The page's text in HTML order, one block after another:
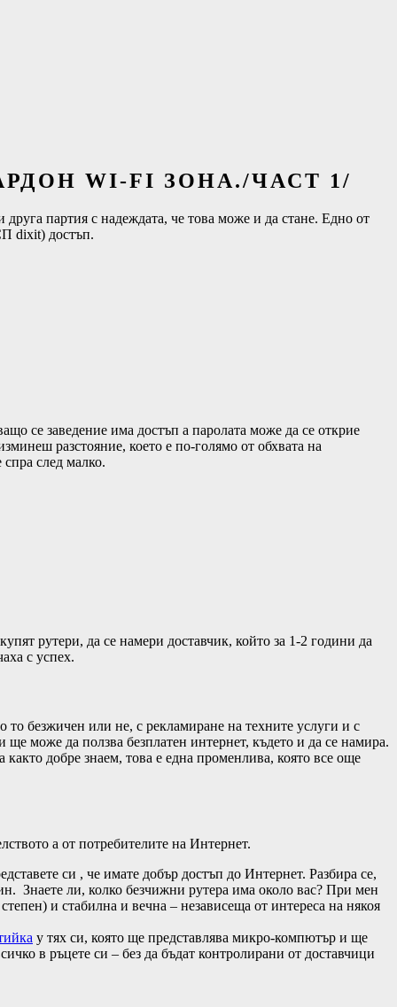
WI-FI ЗОНА./ЧАСТ 1/
партия с надеждата, че това може и да стане. Едно от
dixit) достъп.
се заведение има достъп а паролата може да се открие
разстояние, което е по-голямо от обхвата на
след малко.
рутери, да се намери доставчик, който за 1-2 години да
с успех.
безжичен или не, с рекламиране на техните услуги и с
може да ползва безплатен интернет, където и да се намира.
добре знаем, това е една променлива, която все още
а от потребителите на Интернет.
си , че имате добър достъп до Интернет. Разбира се,
Знаете ли, колко безчижни рутера има около вас? При мен
и стабилна и вечна – независеща от интереса на някоя
у тях си, която ще представлява микро-компютър и ще
в ръцете си – без да бъдат контролирани от доставчици